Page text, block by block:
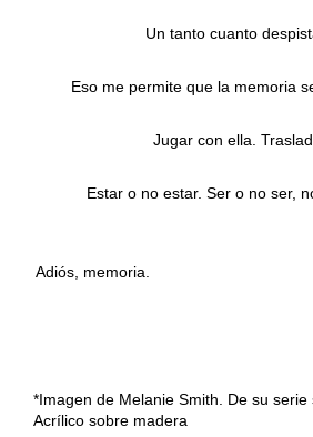
Un tanto cuanto
Eso me permite que la memoria
Jugar con ella.
Estar o no estar. Ser o no ser,
Adiós, memoria.
*Imagen de Melanie Smith. De su serie
Acrílico sobre madera